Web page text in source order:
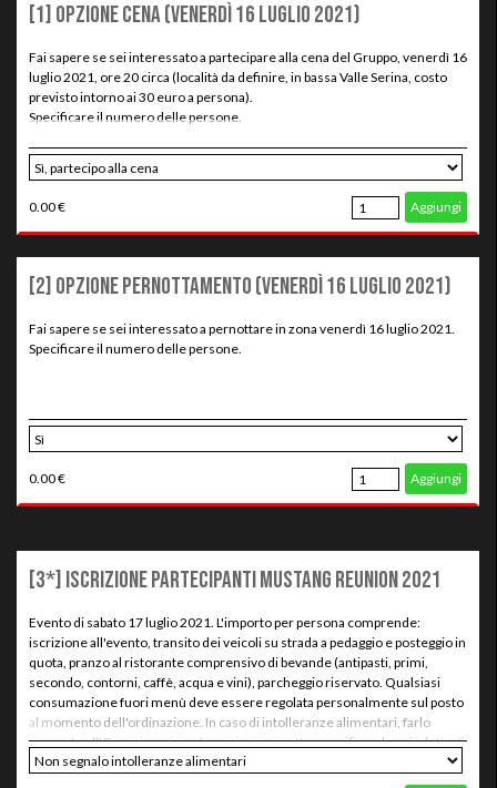
[1] Opzione Cena (venerdì 16 luglio 2021)
Fai sapere se sei interessato a partecipare alla cena del Gruppo, venerdì 16
luglio 2021, ore 20 circa (località da definire, in bassa Valle Serina, costo
previsto intorno ai 30 euro a persona).
Specificare il numero delle persone.
0.00 € Aggiungi
[2] Opzione Pernottamento (venerdì 16 luglio 2021)
Fai sapere se sei interessato a pernottare in zona venerdì 16 luglio 2021.
Specificare il numero delle persone.
0.00 € Aggiungi
[3*] Iscrizione partecipanti Mustang Reunion 2021
Evento di sabato 17 luglio 2021. L'importo per persona comprende:
iscrizione all'evento, transito dei veicoli su strada a pedaggio e posteggio in
quota, pranzo al ristorante comprensivo di bevande (antipasti, primi,
secondo, contorni, caffè, acqua e vini), parcheggio riservato. Qualsiasi
consumazione fuori menù deve essere regolata personalmente sul posto
al momento dell'ordinazione. In caso di intolleranze alimentari, farlo
presente all'Organizzazione (v. opzioni qui sotto, specificando poi i dettagli
nella sezione "Note", alla compilazione dei dati personali). Inoltre
segnalare tassativamente le intolleranze al gestore della struttura,